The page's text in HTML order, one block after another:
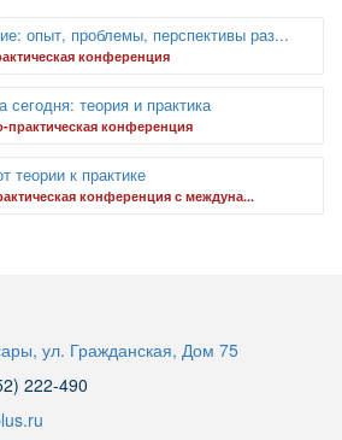
опыт, проблемы, перспективы раз...
конференция
теория и практика
конференция
теории к практике
конференция с междуна...
ул. Гражданская, Дом 75
222-490